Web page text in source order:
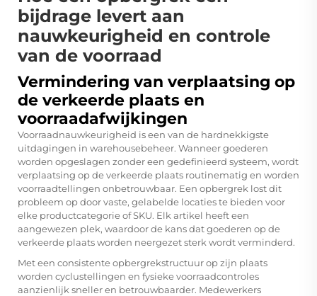
bijdrage levert aan
nauwkeurigheid en controle
van de voorraad
Vermindering van verplaatsing op
de verkeerde plaats en
voorraadafwijkingen
Voorraadnauwkeurigheid is een van de hardnekkigste
uitdagingen in warehousebeheer. Wanneer goederen
worden opgeslagen zonder een gedefinieerd systeem, wordt
verplaatsing op de verkeerde plaats routinematig en worden
voorraadtellingen onbetrouwbaar. Een opbergrek lost dit
probleem op door vaste, gelabelde locaties te bieden voor
elke productcategorie of SKU. Elk artikel heeft een
aangewezen plek, waardoor de kans dat goederen op de
verkeerde plaats worden neergezet sterk wordt verminderd.
Met een consistente opbergrekstructuur op zijn plaats
worden cyclustellingen en fysieke voorraadcontroles
aanzienlijk sneller en betrouwbaarder. Medewerkers